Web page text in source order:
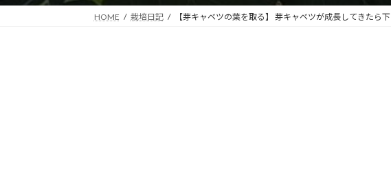
HOME 栽培日記 【芽キャベツの葉を取る】 芽キャベツが成長してきた